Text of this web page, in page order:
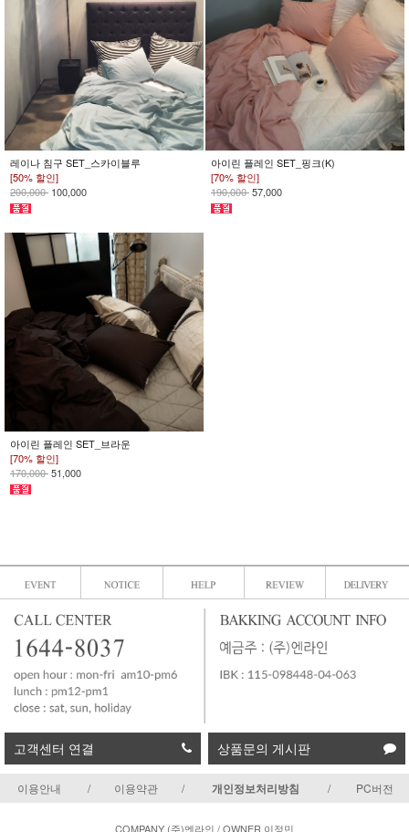
레이나 침구 SET_스카이블루
[50% 할인]
200,000 100,000
아이린 플레인 SET_핑크(K)
[70% 할인]
190,000 57,000
아이린 플레인 SET_브라운
[70% 할인]
170,000 51,000
고객센터 연결 상품문의 게시판
이용안내 / 이용약관 / 개인정보처리방침 / PC버전
COMPANY (주)엔라인 / OWNER 이정민